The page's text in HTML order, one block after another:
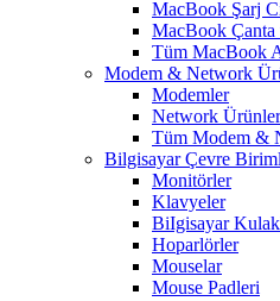
MacBook Şarj
MacBook Çanta
Tüm MacBook
Modem & Network
Modemler
Network
Tüm Modem &
Bilgisayar Çevre
Monitörler
Klavyeler
BiIgisayar
Hoparlörler
Mouselar
Mouse Padleri